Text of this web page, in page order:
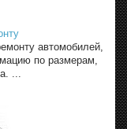
автомобилей,
по размерам,
...